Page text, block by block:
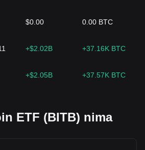
$0.00 0.00 BTC
+$2.02B +37.16K BTC
+$2.05B +37.57K BTC
ETF (BITB) nima